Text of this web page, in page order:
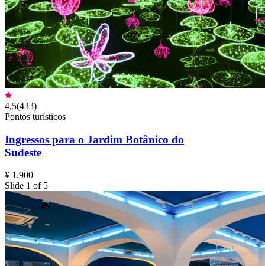
4,5(433)
Pontos turísticos
Ingressos para o Jardim Botânico do
Sudeste
¥ 1.900
Slide 1 of 5